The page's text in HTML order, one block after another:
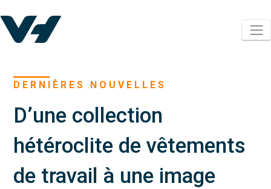
DERNIÈRES NOUVELLES
D’une collection
hétéroclite de vêtements
de travail à une image